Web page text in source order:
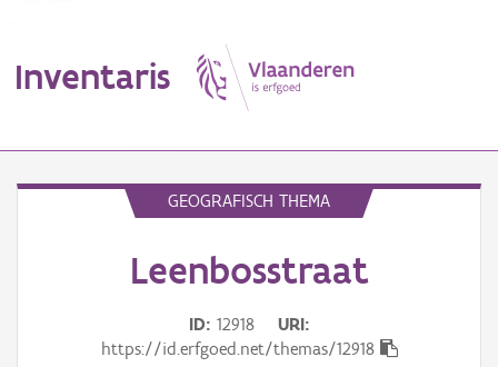
Inventaris
GEOGRAFISCH THEMA
Leenbosstraat
ID 12918
URI
https://id.erfgoed.net/themas/12918